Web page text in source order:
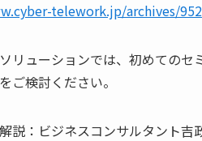
telework.jp/archives/952
リューションでは、初めてのセ
ご検討ください。
説：ビジネスコンサルタント吉